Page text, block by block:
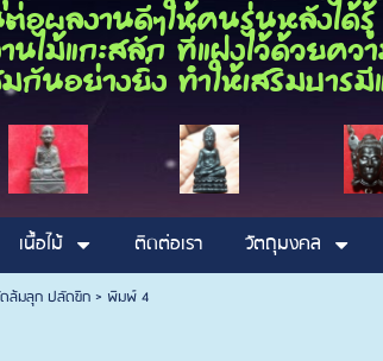
อผลงานดีๆให้คนรุ่นหลังได้
นไม้แกะสลัก ที่แฝงไว้ด้วยค
มกันอย่างยิ่ง ทำให้เสริมบา
เนื้อไม้ ติดต่อเรา วัตถุมงคล
ล้มลุก ปลัดขิก> พิมพ์ 4